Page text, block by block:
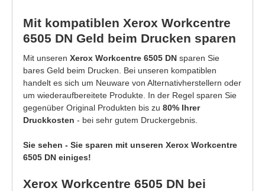
Mit kompatiblen Xerox Workcentre
6505 DN Geld beim Drucken sparen
Mit unseren Xerox Workcentre 6505 DN sparen Sie
bares Geld beim Drucken. Bei unseren kompatiblen
handelt es sich um Neuware von Alternativherstellern oder
um wiederaufbereitete Produkte. In der Regel sparen Sie
gegenüber Original Produkten bis zu 80% Ihrer
Druckkosten - bei sehr gutem Druckergebnis.
Sie sehen - Sie sparen mit unseren Xerox Workcentre
6505 DN einiges!
Xerox Workcentre 6505 DN bei